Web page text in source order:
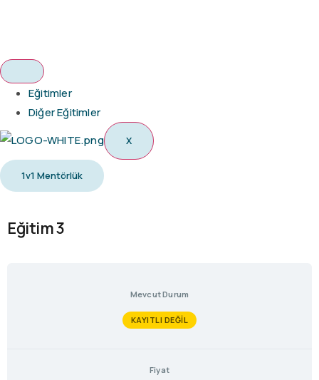
Eğitimler
Diğer Eğitimler
X
1v1 Mentörlük
Eğitim 3
Mevcut Durum
KAYITLI DEĞIL
Fiyat